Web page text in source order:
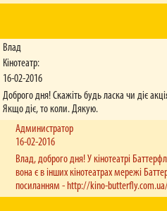
Влад
Кінотеатр:
16-02-2016
Доброго дня! Скажіть будь ласка чи діє
Якщо діє, то коли. Дякую.
Администратор
16-02-2016
Влад, доброго дня! У кінотеатрі
вона є в інших кінотеатрах мережі
посиланням - http://kino-